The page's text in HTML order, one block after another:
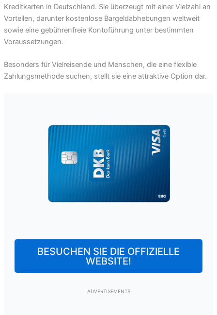
Kreditkarten in Deutschland. Sie überzeugt mit einer Vielzahl an
Vorteilen, darunter kostenlose Bargeldabhebungen weltweit
sowie eine gebührenfreie Kontoführung unter bestimmten
Voraussetzungen.
Besonders für Vielreisende und Menschen, die eine flexible
Zahlungsmethode suchen, stellt sie eine attraktive Option dar.
BESUCHEN SIE DIE OFFIZIELLE
WEBSITE!
ADVERTISEMENTS